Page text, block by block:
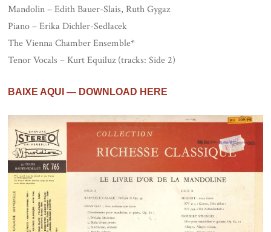
Mandolin – Edith Bauer-Slais, Ruth Gygaz
Piano – Erika Dichler-Sedlacek
The Vienna Chamber Ensemble*
Tenor Vocals – Kurt Equiluz (tracks: Side 2)
BAIXE AQUI — DOWNLOAD HERE